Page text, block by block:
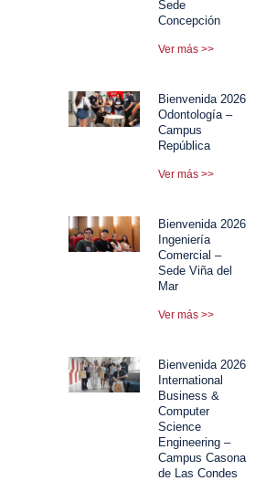
Sede
Concepción
Ver más >>
Bienvenida 2026
Odontología –
Campus
República
Ver más >>
Bienvenida 2026
Ingeniería
Comercial –
Sede Viña del
Mar
Ver más >>
Bienvenida 2026
International
Business &
Computer
Science
Engineering –
Campus Casona
de Las Condes